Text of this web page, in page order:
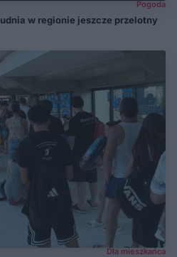
Pogoda
w regionie jeszcze przelotny
Dla mieszkańca